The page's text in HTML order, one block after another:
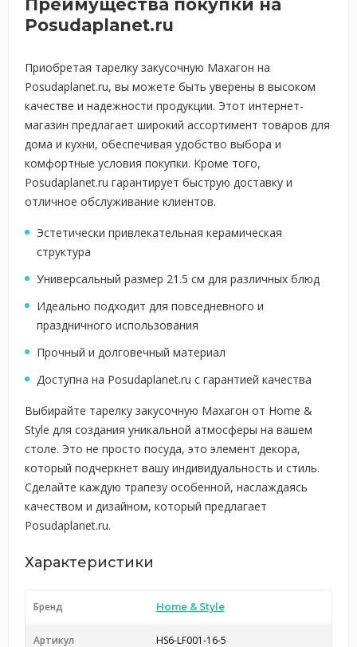
Преимущества покупки на
Posudaplanet.ru
Приобретая тарелку закусочную Махагон на
Posudaplanet.ru, вы можете быть уверены в высоком
качестве и надежности продукции. Этот интернет-
магазин предлагает широкий ассортимент товаров для
дома и кухни, обеспечивая удобство выбора и
комфортные условия покупки. Кроме того,
Posudaplanet.ru гарантирует быструю доставку и
отличное обслуживание клиентов.
Эстетически привлекательная керамическая
структура
Универсальный размер 21.5 см для различных блюд
Идеально подходит для повседневного и
праздничного использования
Прочный и долговечный материал
Доступна на Posudaplanet.ru с гарантией качества
Выбирайте тарелку закусочную Махагон от Home &
Style для создания уникальной атмосферы на вашем
столе. Это не просто посуда, это элемент декора,
который подчеркнет вашу индивидуальность и стиль.
Сделайте каждую трапезу особенной, наслаждаясь
качеством и дизайном, который предлагает
Posudaplanet.ru.
Характеристики
Бренд Home & Style
Артикул HS6-LF001-16-5